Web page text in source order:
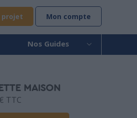
projet Mon compte
Nos Guides
MAISON
TTC